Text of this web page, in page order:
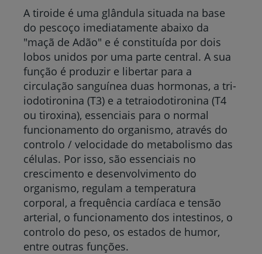
A tiroide é uma glândula situada na base
do pescoço imediatamente abaixo da
"maçã de Adão" e é constituída por dois
lobos unidos por uma parte central. A sua
função é produzir e libertar para a
circulação sanguínea duas hormonas, a tri-
iodotironina (T3) e a tetraiodotironina (T4
ou tiroxina), essenciais para o normal
funcionamento do organismo, através do
controlo / velocidade do metabolismo das
células. Por isso, são essenciais no
crescimento e desenvolvimento do
organismo, regulam a temperatura
corporal, a frequência cardíaca e tensão
arterial, o funcionamento dos intestinos, o
controlo do peso, os estados de humor,
entre outras funções.